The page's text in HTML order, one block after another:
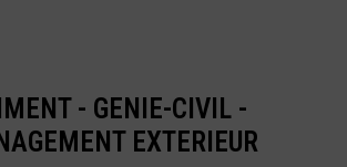
- GENIE-CIVIL -
EXTERIEUR